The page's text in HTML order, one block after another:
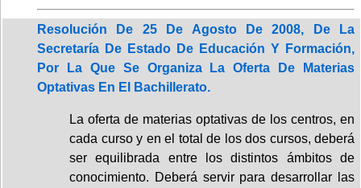
Resolución De 25 De Agosto De 2008, De La
Secretaría De Estado De Educación Y Formación,
Por La Que Se Organiza La Oferta De Materias
Optativas En El Bachillerato.
La oferta de materias optativas de los centros, en
cada curso y en el total de los dos cursos, deberá
ser equilibrada entre los distintos ámbitos de
conocimiento. Deberá servir para desarrollar las